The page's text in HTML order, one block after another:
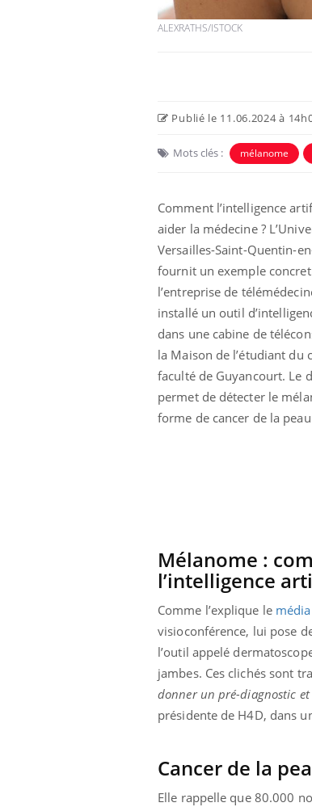
ALEXRATHS/ISTOCK
Publié le 11.06.2024 à
Mots clés : mélanome
Comment l’intelligence
aider la médecine ?
Versailles-Saint-Quentin-
fournit un exemple
l’entreprise de
installé un outil
dans une cabine de
la Maison de l’étudiant du
faculté de Guyancourt. Le
permet de détecter le
forme de cancer de la
Mélanome :
l’intelligence
Comme l’explique le média
visioconférence, lui pose
l’outil appelé
jambes. Ces clichés sont
donner un pré-diagnostic et
présidente de H4D, dans
Cancer de la
Elle rappelle que 80.000
Mordue par un
barracuda, une
secourue grâce à un
réflexe essentiel
Légionellose en
quelle est l’origine
contamination ?
Allergies
une nouvelle arme
les réactions sévères